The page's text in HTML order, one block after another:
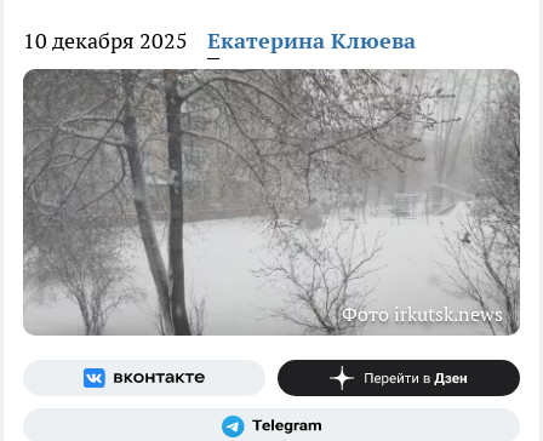
10 декабря 2025 Екатерина Клюева
Фото irkutsk.news